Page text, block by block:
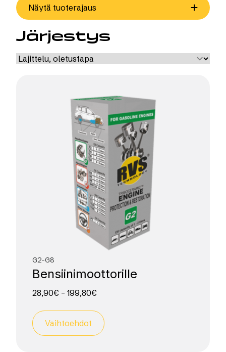
Näytä tuoterajaus
Järjestys
G2-G8
Bensiini­moottorille
28,90€ – 199,80€
Vaihtoehdot